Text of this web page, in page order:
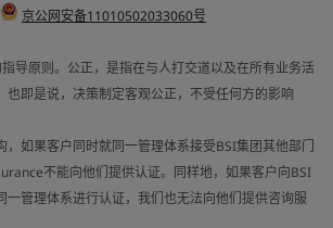
京公网安备11010502033060号
导原则。公正，是指在与人打交道以及在所有业务活
也即是说，决策制定客观公正，不受任何方的影响
，如果客户同时就同一管理体系接受BSI集团其他部门
不能向他们提供认证。同样地，如果客户向BSI
一管理体系进行认证，我们也无法向他们提供咨询服